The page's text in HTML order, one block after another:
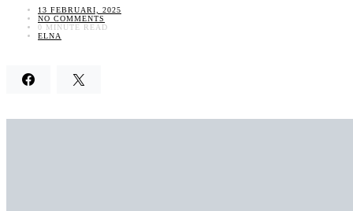
13 FEBRUARI, 2025
NO COMMENTS
0 MINUTE READ
ELNA